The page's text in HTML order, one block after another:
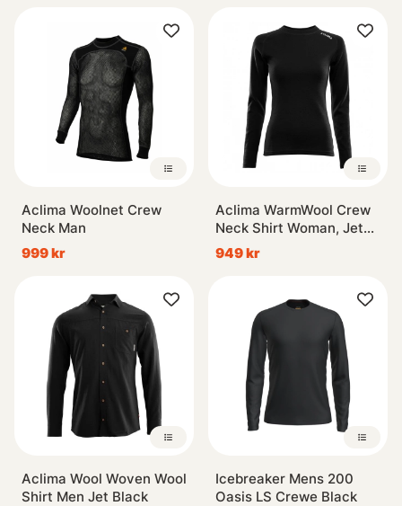
Aclima Woolnet Crew
Neck Man
999 kr
Aclima WarmWool Crew
Neck Shirt Woman, Jet
Black
949 kr
Aclima Wool Woven Wool
Shirt Men Jet Black
Icebreaker Mens 200
Oasis LS Crewe Black